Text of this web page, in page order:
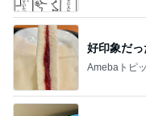
好印象だ
Amebaトピ